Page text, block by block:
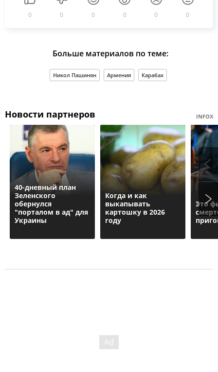
0 0 0 0 0 0
Больше материалов по теме:
Никол Пашинян Армения Карабах
Новости партнеров INFOX
40-дневный план
Зеленского
обернулся
"порталом в ад" для
Украины
Когда и как
выкапывать
картошку в 2026
году
Это